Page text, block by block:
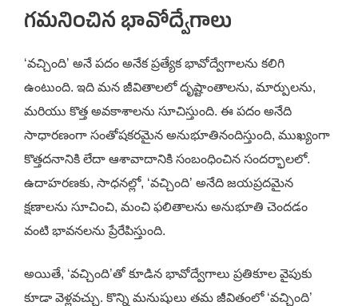
గమనించిన భావోద్వేగాలు
‘వచ్చింది’ అనే పదం అనేక ప్రత్యేక భావోద్వేగాలను కలిగి
ఉంటుంది. ఇది మన జీవితాలలో దృష్టాంతాలను, మార్పులను,
మరియు కొత్త అవకాశాలను సూచిస్తుంది. ఈ పదం అనేది
సాధారణంగా సంతోషకరమైన అనుభూతినందిస్తుంది, ముఖ్యంగా
కొత్తదనానికి లేదా ఆశావాదానికి సంబంధించిన సందర్భాలలో.
ఉదాహరణకు, సాధనల్లో, ‘వచ్చింది’ అనేది జయప్రదమైన
క్షణాలను సూచించి, మంచి ఫలితాలను అనుభూతి చెందడం
వంటి భావనలను ప్రేరేపిస్తుంది.
అయితే, ‘వచ్చింది’తో కూడిన భావోద్వేగాలు ప్రతికూల వైపుకు
కూడా వెళ్లవచ్చు. కొన్ని మనుషులు తమ జీవితంలో ‘వచ్చింది’